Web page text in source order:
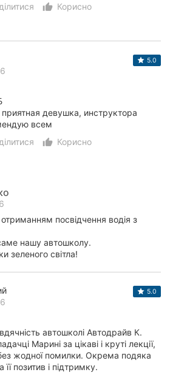
thumb_up_alt
Корисно
5.0
девушка, инструктора
всем
thumb_up_alt
Корисно
посвідчення водія з
нашу автошколу.
зеленого світла!
5.0
автошколі Автодрайв К.
Марині за цікаві і круті лекції,
без жодної помилки. Окрема подяка
її позитив і підтримку.